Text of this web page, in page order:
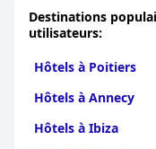
Destinations
utilisateurs:
Hôtels à Poitiers
Hôtels à Annecy
Hôtels à Ibiza